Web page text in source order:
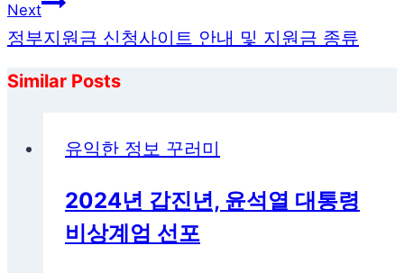
Next
정부지원금 신청사이트 안내 및 지원금 종류
Similar Posts
유익한 정보 꾸러미
2024년 갑진년, 윤석열 대통령
비상계엄 선포